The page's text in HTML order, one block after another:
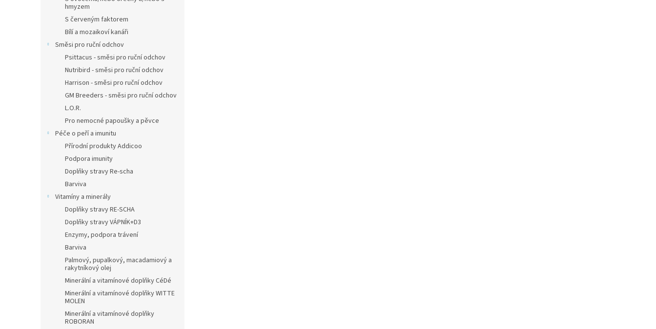
hmyzem
S červeným faktorem
Bílí a mozaikoví kanáři
Směsi pro ruční odchov
Psittacus - směsi pro ruční odchov
Nutribird - směsi pro ruční odchov
Harrison - směsi pro ruční odchov
GM Breeders - směsi pro ruční odchov
L.O.R.
Pro nemocné papoušky a pěvce
Péče o peří a imunitu
Přírodní produkty Addicoo
Podpora imunity
Doplňky stravy Re-scha
Barviva
Vitamíny a minerály
Doplňky stravy RE-SCHA
Doplňky stravy VÁPNÍK+D3
Enzymy, podpora trávení
Barviva
Palmový, pupalkový, macadamiový a
rakytníkový olej
Minerální a vitamínové doplňky CéDé
Minerální a vitamínové doplňky WITTE
MOLEN
Minerální a vitamínové doplňky
ROBORAN